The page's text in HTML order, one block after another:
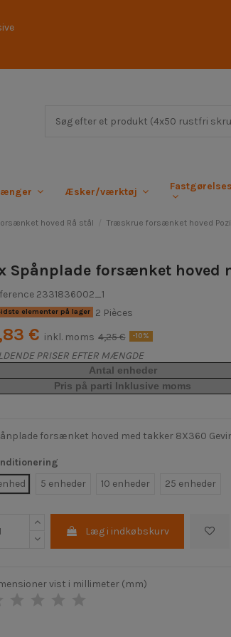
Æsker/værktøj
hoved Rå stål Træskrue forsænket hoved Pozi
Spånplade forsænket hoved
2331836002_1
elementer på lager 2 Pièces
€ inkl. moms 4,25 € -10%
PRISER EFTER MÆNGDE
Antal enheder
Pris på parti Inklusive moms
forsænket hoved med takker 8X360
5 enheder 10 enheder 25 enheder
Læg i indkøbskurv
vist i millimeter (mm)